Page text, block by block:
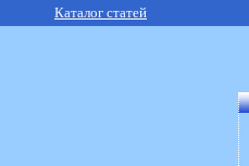
Каталог статей